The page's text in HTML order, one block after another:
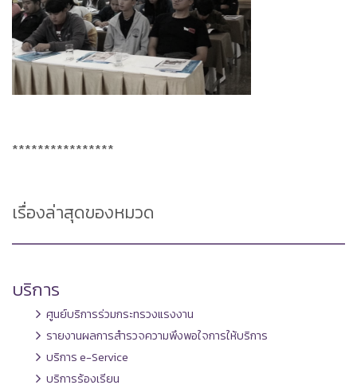
****************
เรื่องล่าสุดของหมวด
บริการ
ศูนย์บริการร่วมกระทรวงแรงงาน
รายงานผลการสำรวจความพึงพอใจการให้บริการ
บริการ e-Service
บริการร้องเรียน